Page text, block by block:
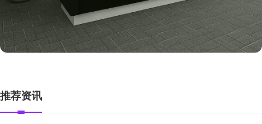
推荐资讯